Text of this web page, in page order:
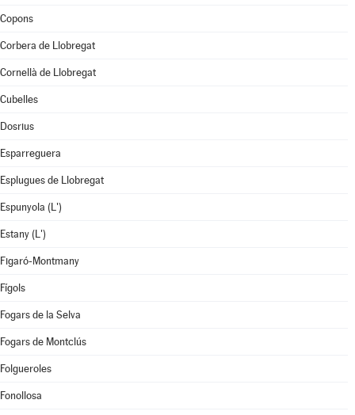
Copons
Corbera de Llobregat
Cornellà de Llobregat
Cubelles
Dosrius
Esparreguera
Esplugues de Llobregat
Espunyola (L')
Estany (L')
Figaró-Montmany
Fígols
Fogars de la Selva
Fogars de Montclús
Folgueroles
Fonollosa